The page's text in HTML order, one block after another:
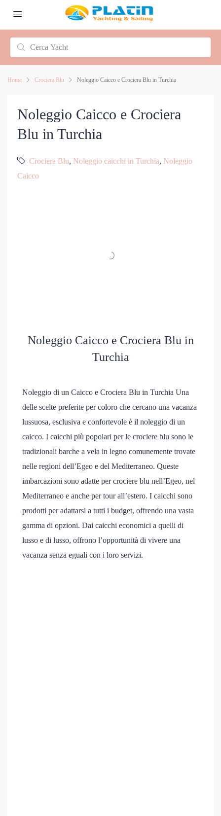
Home Crociera Blu Noleggio Caicco e Crociera Blu in Turchia
Noleggio Caicco e Crociera
Blu in Turchia
Crociera Blu, Noleggio caicchi in Turchia, Noleggio
Caicco
Noleggio Caicco e Crociera Blu in
Turchia
Noleggio di un Caicco e Crociera Blu in Turchia Una
delle scelte preferite per coloro che cercano una vacanza
lussuosa, esclusiva e confortevole è il noleggio di un
caicco. I caicchi più popolari per le crociere blu sono le
tradizionali barche a vela in legno comunemente trovate
nelle regioni dell’Egeo e del Mediterraneo. Queste
imbarcazioni sono adatte per crociere blu nell’Egeo, nel
Mediterraneo e anche per tour all’estero. I caicchi sono
prodotti per adattarsi a tutti i budget, offrendo una vasta
gamma di opzioni. Dai caicchi economici a quelli di
lusso e di lusso, offrono l’opportunità di vivere una
vacanza senza eguali con i loro servizi.